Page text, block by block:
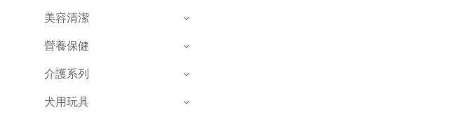
美容清潔
營養保健
介護系列
犬用玩具